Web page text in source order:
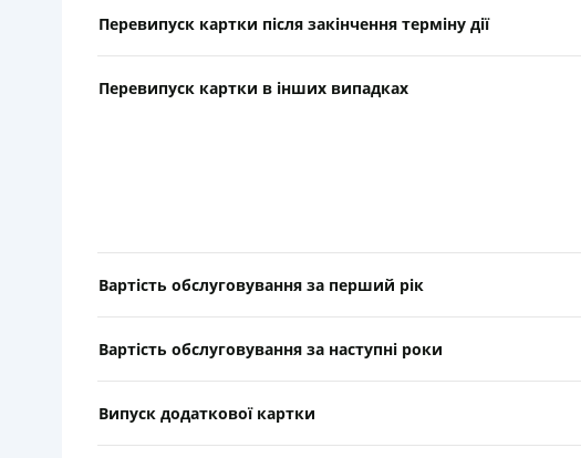
Перевипуск картки після закінчення терміну дії
Перевипуск картки в інших випадках
Вартість обслуговування за перший рік
Вартість обслуговування за наступні роки
Випуск додаткової картки